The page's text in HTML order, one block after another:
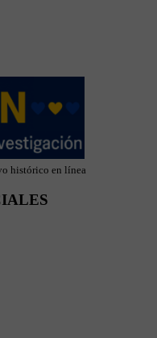
histórico en línea